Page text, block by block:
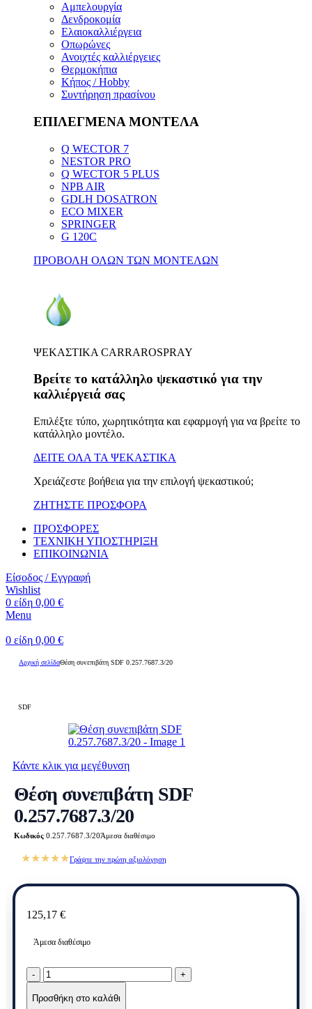
Αμπελουργία
Δενδροκομία
Ελαιοκαλλιέργεια
Οπωρώνες
Ανοιχτές καλλιέργειες
Θερμοκήπια
Κήπος / Hobby
Συντήρηση πρασίνου
ΕΠΙΛΕΓΜΕΝΑ ΜΟΝΤΕΛΑ
Q WECTOR 7
NESTOR PRO
Q WECTOR 5 PLUS
NPB AIR
GDLH DOSATRON
ECO MIXER
SPRINGER
G 120C
ΠΡΟΒΟΛΗ ΟΛΩΝ ΤΩΝ ΜΟΝΤΕΛΩΝ
ΨΕΚΑΣΤΙΚΑ CARRAROSPRAY
Βρείτε το κατάλληλο ψεκαστικό για την
καλλιέργειά σας
Επιλέξτε τύπο, χωρητικότητα και εφαρμογή για να βρείτε το
κατάλληλο μοντέλο.
ΔΕΙΤΕ ΟΛΑ ΤΑ ΨΕΚΑΣΤΙΚΑ
Χρειάζεστε βοήθεια για την επιλογή ψεκαστικού;
ΖΗΤΗΣΤΕ ΠΡΟΣΦΟΡΑ
ΠΡΟΣΦΟΡΕΣ
ΤΕΧΝΙΚΗ ΥΠΟΣΤΗΡΙΞΗ
ΕΠΙΚΟΙΝΩΝΙΑ
Είσοδος / Εγγραφή
Wishlist
0 είδη 0,00 €
Menu
0 είδη 0,00 €
Αρχική σελίδαΘέση συνεπιβάτη SDF 0.257.7687.3/20
SDF
Κάντε κλικ για μεγέθυνση
Θέση συνεπιβάτη SDF
0.257.7687.3/20
Κωδικός 0.257.7687.3/20Άμεσα διαθέσιμο
★★★★★Γράψτε την πρώτη αξιολόγηση
125,17 €
Άμεσα διαθέσιμο
Θέση
συνεπιβάτη
SDF
Προσθήκη στο καλάθι